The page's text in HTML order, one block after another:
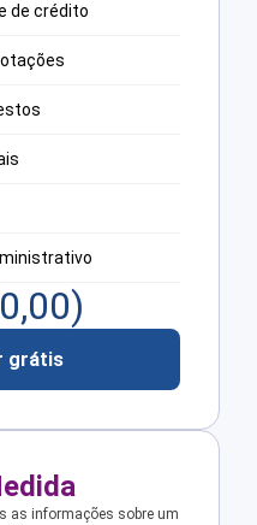
de crédito
0,00)
grátis
as informações sobre um